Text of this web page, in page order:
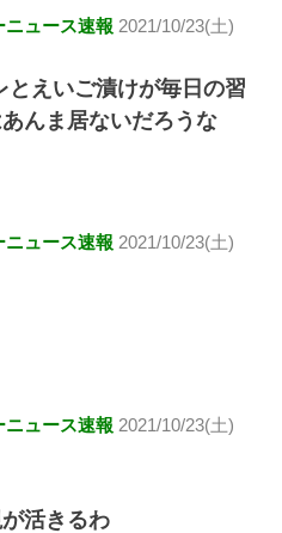
ュース速報 2021/10/23(土)
えいご漬けが毎日の習
んま居ないだろうな
ュース速報 2021/10/23(土)
ュース速報 2021/10/23(土)
活きるわ